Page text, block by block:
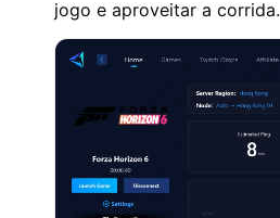
jogo e aproveitar a corrida.